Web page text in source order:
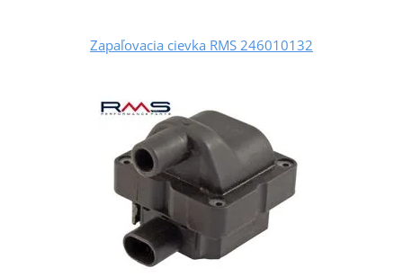
Zapaľovacia cievka RMS 246010132